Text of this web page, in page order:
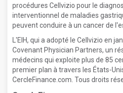
procédures Cellvizio pour le
interventionnel de maladies
peuvent conduire à un cancer de
L'EIH, qui a adopté le Cellvizio en
Covenant Physician Partners, un
médecins qui exploite plus de 85
premier plan à travers les États-
CercleFinance.com. Tous droits